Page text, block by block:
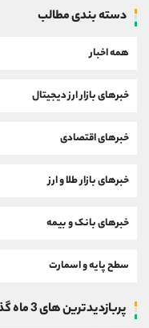
دسته بندی مطالب
همه اخبار
خبرهای بازار ارز دیجیتال
خبرهای اقتصادی
خبرهای بازار طلا و ارز
خبرهای بانک و بیمه
سطح پایه و اسمارت
پربازدیدترین های 3 ماه گذشته